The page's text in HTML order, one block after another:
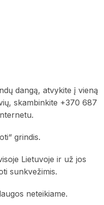
dangą, atvykite į vieną
skambinkite +370 687
grindis.
Lietuvoje ir už jos
sunkvežimis.
neteikiame.